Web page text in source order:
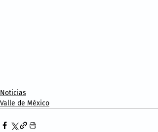
Noticias
Valle de México